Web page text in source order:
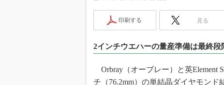
この10年
製品分解で
光伝送技術
“異端児エ
印刷する 見る
2インチウエハーの量産準備は最終
Orbray（オーブレー）と英Element
チ（76.2mm）の単結晶ダイヤモン